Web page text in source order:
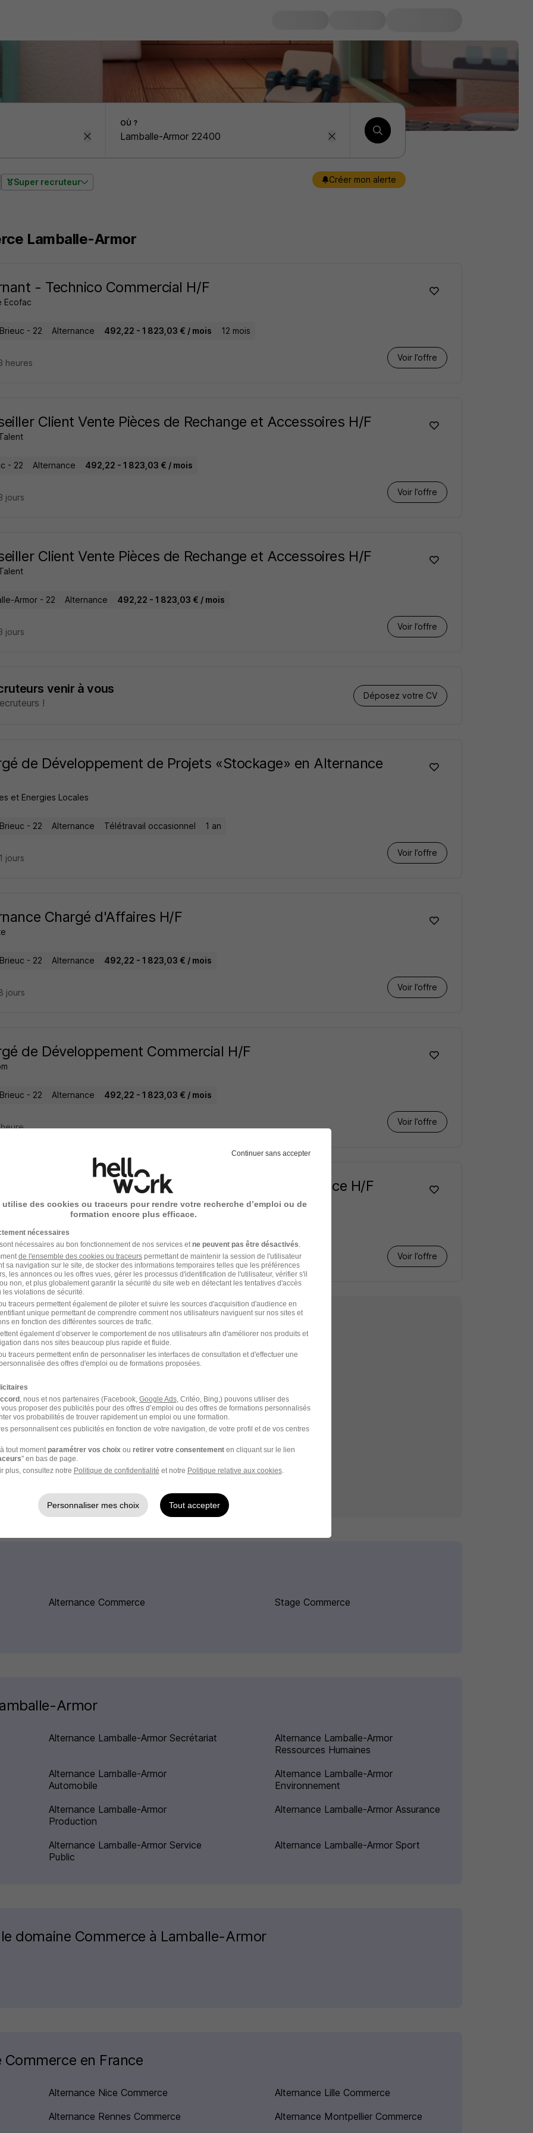
OÙ ?
Super recruteur Créer mon alerte
Lamballe-Armor
- Technico Commercial H/F
Ecofac
- 22 Alternance 492,22 - 1 823,03 € / mois 12 mois
Voir l’offre
heures
Client Vente Pièces de Rechange et Accessoires H/F
- 22 Alternance 492,22 - 1 823,03 € / mois
Voir l’offre
jours
Client Vente Pièces de Rechange et Accessoires H/F
Armor - 22 Alternance 492,22 - 1 823,03 € / mois
Voir l’offre
jours
venir à vous
!
Déposez votre CV
de Développement de Projets «Stockage» en Alternance
et Energies Locales
- 22 Alternance Télétravail occasionnel 1 an
Voir l’offre
jours
Chargé d'Affaires H/F
- 22 Alternance 492,22 - 1 823,03 € / mois
Voir l’offre
jours
de Développement Commercial H/F
- 22 Alternance 492,22 - 1 823,03 € / mois
Voir l’offre
de Développement en Conseil Social en Alternance H/F
- 22 Alternance
Voir l’offre
jours
recherche dès leur
lesCGUet déclarez
Élargissez votre recherche
Emploi Commerce
Emploi à Lamballe-Armor
Alternance Commerce
Alternance Commerce
Stage Commerce
Armor
Alternance Lamballe-Armor Secrétariat
Alternance Lamballe-Armor
Ressources Humaines
Alternance Lamballe-Armor
Automobile
Alternance Lamballe-Armor
Environnement
Alternance Lamballe-Armor
Production
Alternance Lamballe-Armor Assurance
Alternance Lamballe-Armor Service
Public
Alternance Lamballe-Armor Sport
domaine Commerce à Lamballe-Armor
en France
Alternance Nice Commerce
Alternance Lille Commerce
Alternance Rennes Commerce Alternance Montpellier Commerce
Continuer sans accepter
utilise des cookies ou traceurs pour rendre votre recherche d’emploi ou de
formation encore plus efficace.
nécessaires
nécessaires au bon fonctionnement de nos services et ne peuvent pas être désactivés
de l'ensemble des cookies ou traceurspermettant de maintenir la session de l'utilisateur
sa navigation sur le site, de stocker des informations temporaires telles que les préférences
les annonces ou les offres vues, gérer les processus d'identification de l'utilisateur, vérifier s'il
non, et plus globalement garantir la sécurité du site web en détectant les tentatives d'accès
violations de sécurité.
traceurs permettent également de piloter et suivre les sources d'acquisition d'audience en
unique permettant de comprendre comment nos utilisateurs naviguent sur nos sites et
en fonction des différentes sources de trafic.
également d’observer le comportement de nos utilisateurs afin d'améliorer nos produits et
dans nos sites beaucoup plus rapide et fluide.
traceurs permettent enfin de personnaliser les interfaces de consultation et d'effectuer une
des offres d'emploi ou de formations proposées.
, nous et nos partenaires (Facebook, Google Ads, Critéo, Bing,) pouvons utiliser des
proposer des publicités pour des offres d’emploi ou des offres de formations personnalisés
vos probabilités de trouver rapidement un emploi ou une formation.
personnalisent ces publicités en fonction de votre navigation, de votre profil et de vos centres
tout moment paramétrer vos choix ou retirer votre consentementen cliquant sur le lien
" en bas de page.
plus, consultez notre Politique de confidentialité et notre Politique relative aux cookies.
Personnaliser mes choix Tout accepter